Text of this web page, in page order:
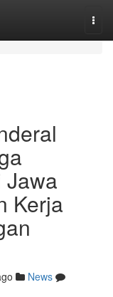
Jawa
Kerja
News